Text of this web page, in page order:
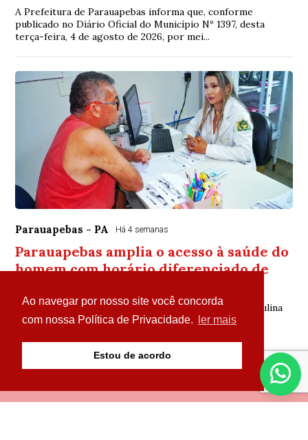
Ao navegar por nosso site você concorda
com nossa Política de Privacidade.
ler mais
Estou de acordo
A Prefeitura de Parauapebas informa que, conforme
publicado no Diário Oficial do Município Nº 1397, desta
terça-feira, 4 de agosto de 2026, por mei...
Parauapebas - PA Há 4 semanas
Parauapebas amplia o acesso à saúde do
homem com horário diferenciado de
A iniciativa busca facilitar o acesso da população masculina
aos serviços de saúde ofertados no município Com o